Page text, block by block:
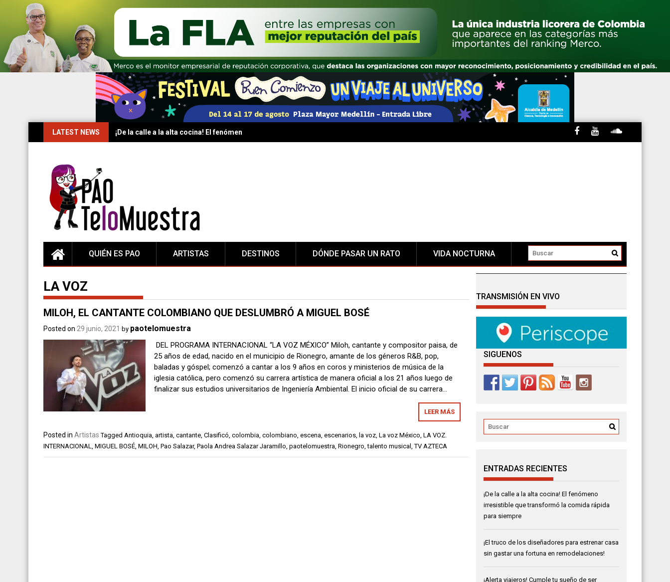
LATEST NEWS ¡De la calle a la alta cocina! El fenómeno irresistible que transformó la comida rápida para siempre
QUIÉN ES PAO ARTISTAS DESTINOS DÓNDE PASAR UN RATO VIDA NOCTURNA
LA VOZ
MILOH, EL CANTANTE COLOMBIANO QUE DESLUMBRÓ A MIGUEL BOSÉ
Posted on 29 junio, 2021 by paotelomuestra
DEL PROGRAMA INTERNACIONAL “LA VOZ MÉXICO” Miloh, cantante y compositor paisa, de
25 años de edad, nacido en el municipio de Rionegro, amante de los géneros R&B, pop,
baladas y góspel; comenzó a cantar a los 9 años en coros y ministerios de música de la
iglesia católica, pero comenzó su carrera artística de manera oficial a los 21 años luego de
finalizar sus estudios universitarios de Ingeniería Ambiental. El inicio oficial de su carrera…
LEER MÁS
Posted in Artistas Tagged Antioquia, artista, cantante, Clasificó, colombia, colombiano, escena, escenarios, la voz, La voz México, LA VOZ.
INTERNACIONAL, MIGUEL BOSÉ, MILOH, Pao Salazar, Paola Andrea Salazar Jaramillo, paotelomuestra, Rionegro,talento musical ,TV AZTECA
TRANSMISIÓN EN VIVO
SIGUENOS
ENTRADAS RECIENTES
¡De la calle a la alta cocina! El fenómeno
irresistible que transformó la comida rápida
para siempre
¡El truco de los diseñadores para estrenar casa
sin gastar una fortuna en remodelaciones!
¡Alerta viajeros! Cumple tu sueño de ser